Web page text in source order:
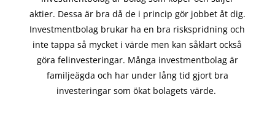
aktier. Dessa är bra då de i princip görjobbet åt dig.
Investmentbolag brukar ha en bra riskspridning och
inte tappa så mycket i värde men kan såklart också
göra felinvesteringar. Många investmentbolag är
familjeägda och har under lång tid gjort bra
investeringar som ökat bolagets värde.